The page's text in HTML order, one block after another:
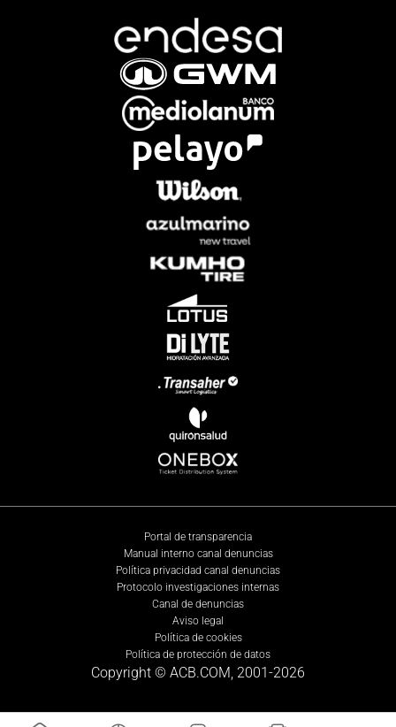
Portal de transparencia
Manual interno canal denuncias
Política privacidad canal denuncias
Protocolo investigaciones internas
Canal de denuncias
Aviso legal
Política de cookies
Política de protección de datos
Copyright © ACB.COM, 2001-2026